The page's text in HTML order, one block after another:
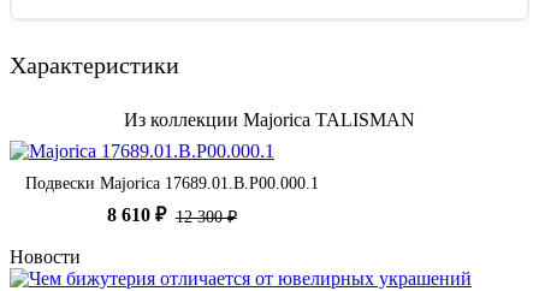
Характеристики
Из коллекции Majorica TALISMAN
Подвески Majorica 17689.01.B.P00.000.1
8 610 ₽ 12 300 ₽
Новости